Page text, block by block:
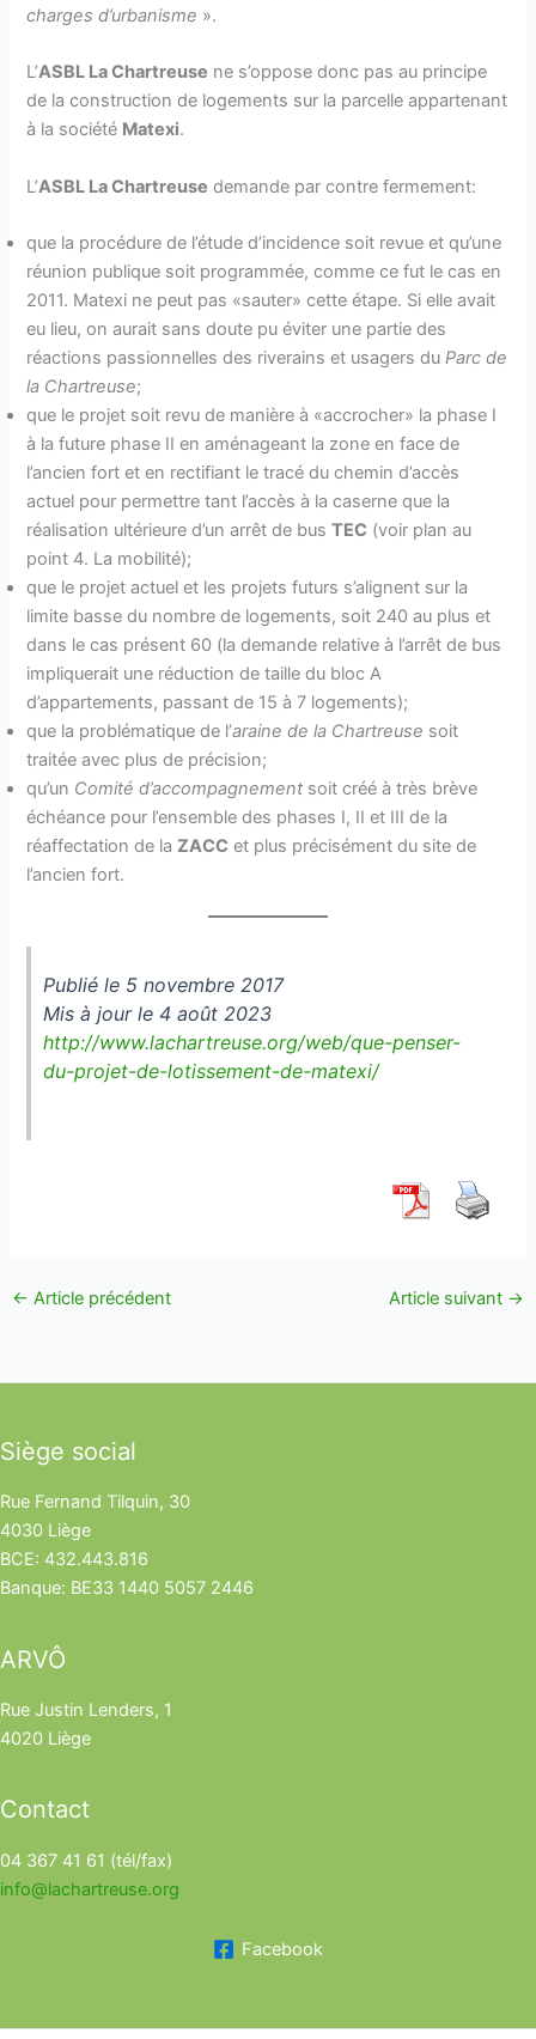
charges d’urbanisme ».
L’ASBL La Chartreuse ne s’oppose donc pas au principe
de la construction de logements sur la parcelle appartenant
à la société Matexi.
L’ASBL La Chartreuse demande par contre fermement:
que la procédure de l’étude d’incidence soit revue et qu’une
réunion publique soit programmée, comme ce fut le cas en
2011. Matexi ne peut pas «sauter» cette étape. Si elle avait
eu lieu, on aurait sans doute pu éviter une partie des
réactions passionnelles des riverains et usagers duParc de
la Chartreuse;
que le projet soit revu de manière à «accrocher» la phase I
à la future phase II en aménageant la zone en face de
l’ancien fort et en rectifiant le tracé du chemin d’accès
actuel pour permettre tant l’accès à la caserne que la
réalisation ultérieure d’un arrêt de busTEC (voir plan au
point 4. La mobilité);
que le projet actuel et les projets futurs s’alignent sur la
limite basse du nombre de logements, soit 240 au plus et
dans le cas présent 60 (la demande relative à l’arrêt de bus
impliquerait une réduction de taille du bloc A
d’appartements, passant de 15 à 7 logements);
que la problématique de l’araine de la Chartreuse soit
traitée avec plus de précision;
qu’un Comité d’accompagnement soit créé à très brève
échéance pour l’ensemble des phases I, II et III de la
réaffectation de laZACC et plus précisément du site de
l’ancien fort.
Publié le 5 novembre 2017
Mis à jour le 4 août 2023
http://www.lachartreuse.org/web/que-penser-
du-projet-de-lotissement-de-matexi/
← Article précédent Article suivant →
Siège social
Rue Fernand Tilquin, 30
4030 Liège
BCE: 432.443.816
Banque: BE33 1440 5057 2446
ARVÔ
Rue Justin Lenders, 1
4020 Liège
Contact
04 367 41 61 (tél/fax)
info@lachartreuse.org
Facebook